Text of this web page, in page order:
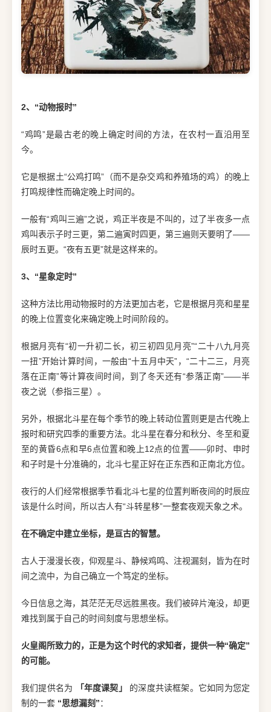
2、“动物报时”
“鸡鸣”是最古老的晚上确定时间的方法，在农村一直沿用至
今。
它是根据土“公鸡打鸣”（而不是杂交鸡和养殖场的鸡）的晚上
打鸣规律性而确定晚上时间的。
一般有“鸡叫三遍”之说，鸡正半夜是不叫的，过了半夜多一点
鸡叫表示子时三更，第二遍寅时四更，第三遍则天要明了——
辰时五更。“夜有五更”就是这样来的。
3、“星象定时”
这种方法比用动物报时的方法更加古老，它是根据月亮和星星
的晚上位置变化来确定晚上时间阶段的。
根据月亮有“初一升初二长，初三初四见月亮”“二十八九月亮
一扭”开始计算时间，一般由“十五月中天”，“二十二三，月亮
落在正南”等计算夜间时间，到了冬天还有“参落正南”——半
夜之说（参指三星）。
另外，根据北斗星在每个季节的晚上转动位置则更是古代晚上
报时和研究四季的重要方法。北斗星在春分和秋分、冬至和夏
至的黄昏6点和早6点位置和晚上12点的位置——卯时、申时
和子时是十分准确的，北斗七星正好在正东西和正南北方位。
夜行的人们经常根据季节看北斗七星的位置判断夜间的时辰应
该是什么时间，所以古人有“斗转星移”一整套夜观天象之术。
在不确定中建立坐标，是亘古的智慧。
古人于漫漫长夜，仰观星斗、静候鸡鸣、注视漏刻，皆为在时
间之流中，为自己确立一个笃定的坐标。
今日信息之海，其茫茫无尽远胜黑夜。我们被碎片淹没，却更
难找到属于自己的时间刻度与思想坐标。
火皇阁所致力的，正是为这个时代的求知者，提供一种“确定”
的可能。
我们提供名为 「年度课契」
的深度共读框架。它如同为您定
制的一套 “思想漏刻”：